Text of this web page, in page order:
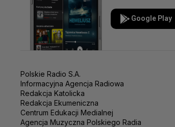
Google Play
Polskie Radio S.A.
Informacyjna Agencja Radiowa
Redakcja Katolicka
Redakcja Ekumeniczna
Centrum Edukacji Medialnej
Agencja Muzyczna Polskiego Radia